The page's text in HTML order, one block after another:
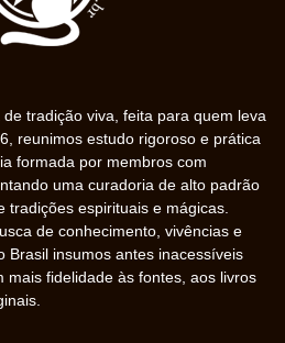
tradição viva, feita para quem leva
reunimos estudo rigoroso e prática
formada por membros com
uma curadoria de alto padrão
tradições espirituais e mágicas.
de conhecimento, vivências e
Brasil insumos antes inacessíveis
mais fidelidade às fontes, aos livros